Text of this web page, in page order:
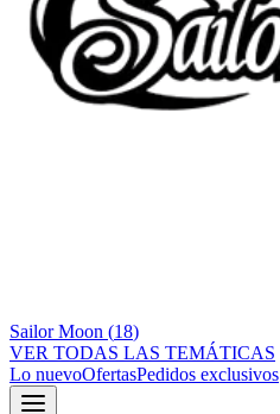
Sailor Moon (18)
VER TODAS LAS TEMÁTICAS
Lo nuevoOfertasPedidos exclusivos